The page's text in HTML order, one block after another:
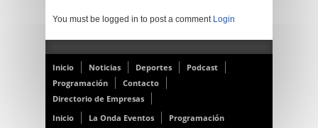
You must be logged in to post a comment Login
Inicio Noticias Deportes
Podcast
Programación
Contacto
Directorio de Empresas
Inicio
La Onda Eventos Programación